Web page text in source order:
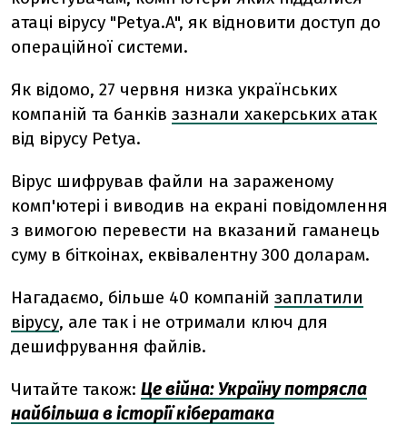
атаці вірусу "Petya.A", як відновити доступ до
операційної системи.
Як відомо, 27 червня низка українських
компаній та банків зазнали хакерських атак
від вірусу Petya.
Вірус шифрував файли на зараженому
комп'ютері і виводив на екрані повідомлення
з вимогою перевести на вказаний гаманець
суму в біткоінах, еквівалентну 300 доларам.
Нагадаємо, більше 40 компаній заплатили
вірусу, але так і не отримали ключ для
дешифрування файлів.
Читайте також: Це війна: Україну потрясла
найбільша в історії кібератака